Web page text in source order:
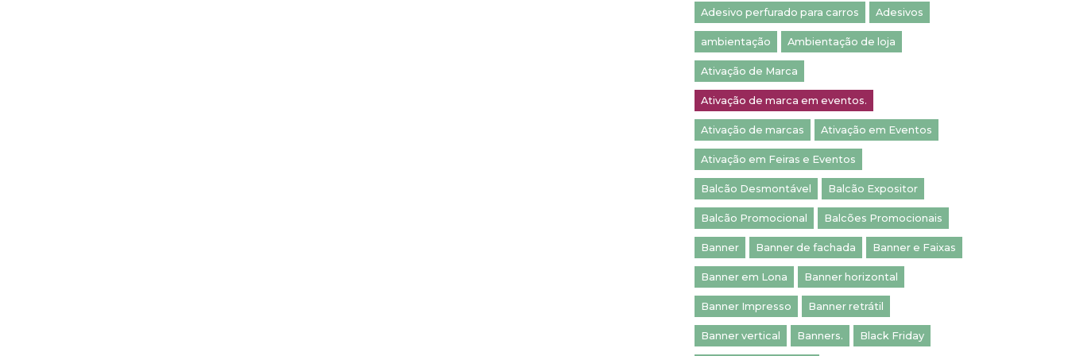
Adesivo perfurado para carros Adesivos
ambientação Ambientação de loja
Ativação de Marca
Ativação de marca em eventos.
Ativação de marcas Ativação em Eventos
Ativação em Feiras e Eventos
Balcão Desmontável Balcão Expositor
Balcão Promocional Balcões Promocionais
Banner Banner de fachada Banner e Faixas
Banner em Lona Banner horizontal
Banner Impresso Banner retrátil
Banner vertical Banners. Black Friday